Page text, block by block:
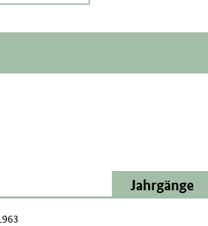
Jahrgänge